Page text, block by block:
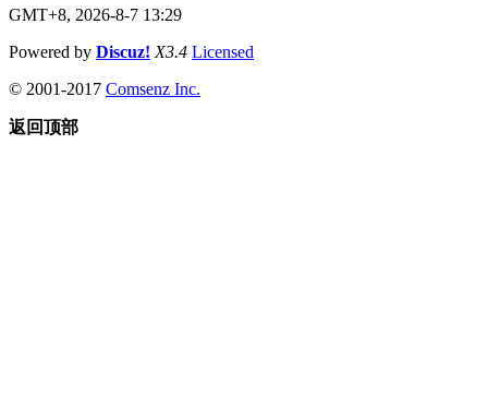
GMT+8, 2026-8-7 13:29
Powered by Discuz! X3.4 Licensed
© 2001-2017 Comsenz Inc.
返回顶部